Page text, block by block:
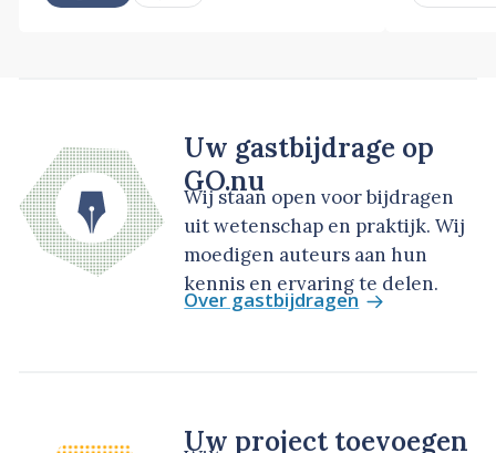
Uw gastbijdrage op
GO.nu
Wij staan open voor bijdragen
uit wetenschap en praktijk. Wij
moedigen auteurs aan hun
kennis en ervaring te delen.
Over gastbijdragen
Uw project toevoegen